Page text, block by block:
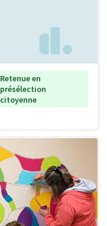
Retenue en
présélection
citoyenne